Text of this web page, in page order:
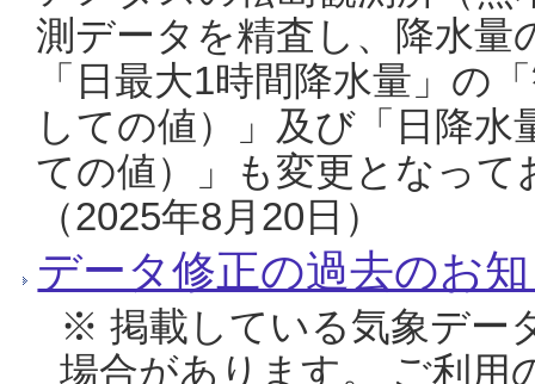
測データを精査し、降水
「日最大1時間降水量」の
しての値）」及び「日降
ての値）」も変更となっ
（2025年8月20日）
データ修正の過去のお
※ 掲載している気象デー
場合があります。 ご利用